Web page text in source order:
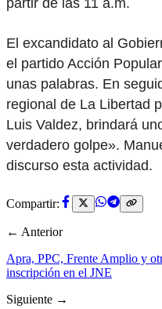
partir de las 11 a.m.
El excandidato al
el partido Acción
unas palabras. En
regional de La Libertad
Luis Valdez, brindará
verdadero golpe».
discurso esta actividad.
Compartir:
← Anterior
Apra, PPC, Frente Amplio y
inscripción en el JNE
Siguiente →